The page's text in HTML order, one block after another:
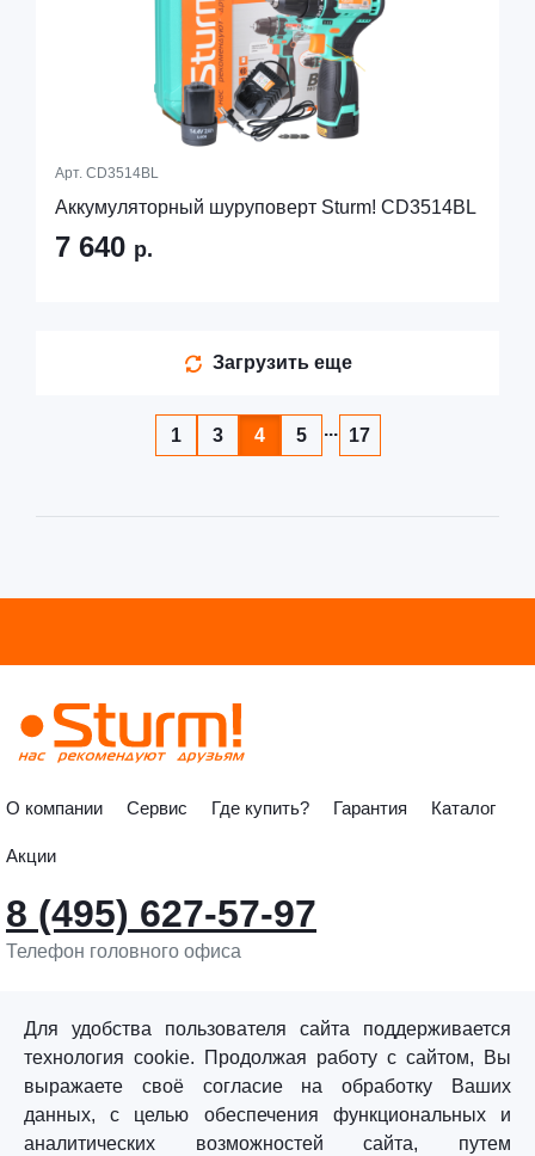
Арт. CD3514BL
Аккумуляторный шуруповерт Sturm! CD3514BL
7 640 р.
Загрузить еще
1 3 4 5 ... 17
О компании Сервис Где купить? Гарантия Каталог
Акции
8 (495) 627-57-97
Телефон головного офиса
Для удобства пользователя сайта поддерживается
технология cookie. Продолжая работу с сайтом, Вы
выражаете своё согласие на обработку Ваших
данных, с целью обеспечения функциональных и
аналитических возможностей сайта, путем